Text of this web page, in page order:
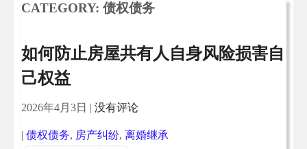
CATEGORY: 债权债务
如何防止房屋共有人自身风险损害自
己权益
2026年4月3日 | 没有评论
| 债权债务, 房产纠纷, 离婚继承